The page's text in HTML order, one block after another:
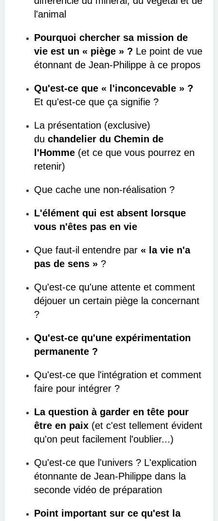
l'animal
Pourquoi chercher sa mission de
vie est un « piège » ? Le point de vue
étonnant de Jean-Philippe à ce propos
Qu'est-ce que « l'inconcevable » ?
Et qu'est-ce que ça signifie ?
La présentation (exclusive)
du chandelier du Chemin de
l'Homme (et ce que vous pourrez en
retenir)
Que cache une non-réalisation ?
L'élément qui est absent lorsque
vous n'êtes pas en vie
Que faut-il entendre par « la vie n'a
pas de sens » ?
Qu'est-ce qu'une attente et comment
déjouer un certain piège la concernant
?
Qu'est-ce qu'une expérimentation
permanente ?
Qu'est-ce que l'intégration et comment
faire pour intégrer ?
La question à garder en tête pour
être en paix (et c'est tellement évident
qu'on peut facilement l'oublier...)
Qu'est-ce que l'univers ? L'explication
étonnante de Jean-Philippe dans la
seconde vidéo de préparation
Point important sur ce qu'est la